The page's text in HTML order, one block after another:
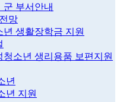
군 부서안내
망
년 생활장학금 지원
청소년 생리용품 보편지원
년
년 지원